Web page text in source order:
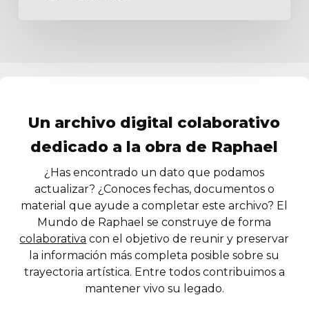
Un archivo digital colaborativo
dedicado a la obra de Raphael
¿Has encontrado un dato que podamos
actualizar? ¿Conoces fechas, documentos o
material que ayude a completar este archivo? El
Mundo de Raphael se construye de forma
colaborativa con el objetivo de reunir y preservar
la información más completa posible sobre su
trayectoria artística. Entre todos contribuimos a
mantener vivo su legado.